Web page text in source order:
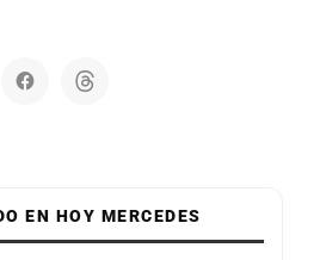
EN HOY MERCEDES